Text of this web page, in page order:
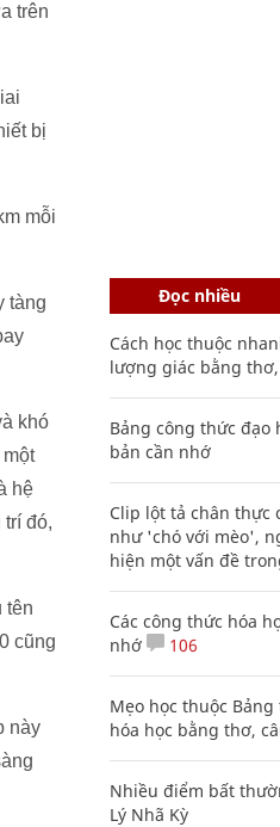
trên
bị
mỗi
tàng
khó
hệ
đó,
tên
cũng
này
Đọc nhiều
Cách học thuộc
lượng giác bằng
Bảng công thức đạo
bản cần nhớ
Clip lột tả chân thực
như 'chó với mèo',
hiện một vấn đề
Các công thức hóa
nhớ
106
Mẹo học thuộc
hóa học bằng thơ,
Nhiều điểm bất
Lý Nhã Kỳ